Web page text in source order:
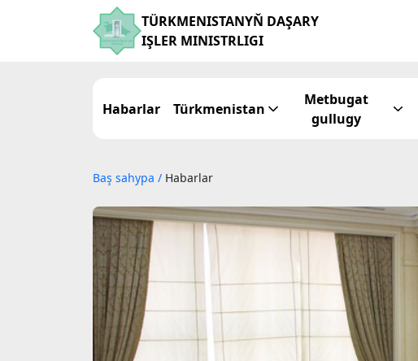
TÜRKMENISTANYŇ DAŞARY
IŞLER MINISTRLIGI
Habarlar Türkmenistan
Metbugat
gullugy
Baş sahypa / Habarlar